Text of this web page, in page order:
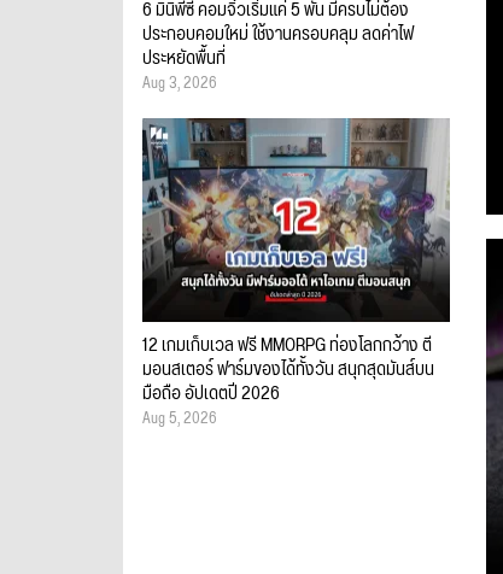
6 มินิพีซี คอมจิ๋วเริ่มแค่ 5 พัน มีครบไม่ต้อง
ประกอบคอมใหม่ ใช้งานครอบคลุม ลดค่าไฟ
ประหยัดพื้นที่
Aug 3, 2026
12 เกมเก็บเวล ฟรี MMORPG ท่องโลกกว้าง ตี
มอนสเตอร์ ฟาร์มของได้ทั้งวัน สนุกสุดมันส์บน
มือถือ อัปเดตปี 2026
Aug 5, 2026